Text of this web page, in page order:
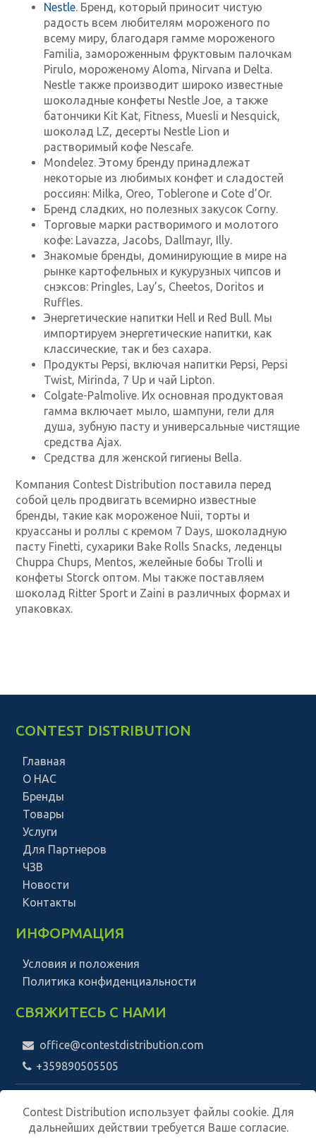
Nestle. Бренд, который приносит чистую
радость всем любителям мороженого по
всему миру, благодаря гамме мороженого
Familia, замороженным фруктовым палочкам
Pirulo, мороженому Aloma, Nirvana и Delta.
Nestle также производит широко известные
шоколадные конфеты Nestle Joe, а также
батончики Kit Kat, Fitness, Muesli и Nesquick,
шоколад LZ, десерты Nestle Lion и
растворимый кофе Nescafe.
Mondelez. Этому бренду принадлежат
некоторые из любимых конфет и сладостей
россиян: Milka, Oreo, Toblerone и Cote d’Or.
Бренд сладких, но полезных закусок Corny.
Торговые марки растворимого и молотого
кофе: Lavazza, Jacobs, Dallmayr, Illy.
Знакомые бренды, доминирующие в мире на
рынке картофельных и кукурузных чипсов и
снэксов: Pringles, Lay’s, Cheetos, Doritos и
Ruffles.
Энергетические напитки Hell и Red Bull. Мы
импортируем энергетические напитки, как
классические, так и без сахара.
Продукты Pepsi, включая напитки Pepsi, Pepsi
Twist, Mirinda, 7 Up и чай Lipton.
Colgate-Palmolive. Их основная продуктовая
гамма включает мыло, шампуни, гели для
душа, зубную пасту и универсальные чистящие
средства Ajax.
Средства для женской гигиены Bella.
Компания Contest Distribution поставила перед
собой цель продвигать всемирно известные
бренды, такие как мороженое Nuii, торты и
круассаны и роллы с кремом 7 Days, шоколадную
пасту Finetti, сухарики Bake Rolls Snacks, леденцы
Chuppa Chups, Mentos, желейные бобы Trolli и
конфеты Storck оптом. Мы также поставляем
шоколад Ritter Sport и Zaini в различных формах и
упаковках.
Contest Distribution использует файлы cookie. Для
дальнейших действии требуется Ваше согласие.
CONTEST DISTRIBUTION
Главная
О НАС
Бренды
Товары
Услуги
Для Партнеров
ЧЗВ
Новости
Контакты
ИНФОРМАЦИЯ
Условия и положения
Политика конфиденциальности
СВЯЖИТЕСЬ С НАМИ
office@contestdistribution.com
+359890505505